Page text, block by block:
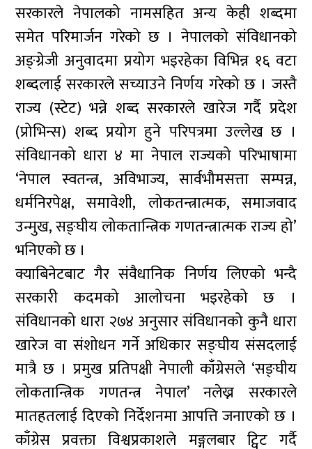
सरकारले नेपालको नामसहित अन्य केही शब्दमा
समेत परिमार्जन गरेको छ । नेपालको संविधानको
अङ्ग्रेजी अनुवादमा प्रयोग भइरहेका विभिन्न १६ वटा
शब्दलाई सरकारले सच्याउने निर्णय गरेको छ । जस्तै
राज्य (स्टेट) भन्ने शब्द सरकारले खारेज गर्दै प्रदेश
(प्रोभिन्स) शब्द प्रयोग हुने परिपत्रमा उल्लेख छ ।
संविधानको धारा ४ मा नेपाल राज्यको परिभाषामा
‘नेपाल स्वतन्त्र, अविभाज्य, सार्वभौमसत्ता सम्पन्न,
धर्मनिरपेक्ष, समावेशी, लोकतन्त्रात्मक, समाजवाद
उन्मुख, सङ्घीय लोकतान्त्रिक गणतन्त्रात्मक राज्य हो’
भनिएको छ ।
क्याबिनेटबाट गैर संवैधानिक निर्णय लिएको भन्दै
सरकारी कदमको आलोचना भइरहेको छ ।
संविधानको धारा २७४ अनुसार संविधानको कुनै धारा
खारेज वा संशोधन गर्ने अधिकार सङ्घीय संसदलाई
मात्रै छ । प्रमुख प्रतिपक्षी नेपाली काँग्रेसले ‘सङ्घीय
लोकतान्त्रिक गणतन्त्र नेपाल’ नलेख्न सरकारले
मातहतलाई दिएको निर्देशनमा आपत्ति जनाएको छ ।
काँग्रेस प्रवक्ता विश्वप्रकाशले मङ्गलबार ट्विट गर्दै